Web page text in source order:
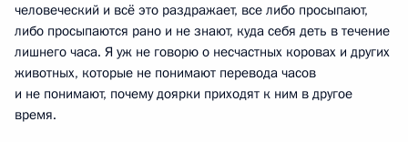
человеческий и всё это раздражает, все либо просыпают,
либо просыпаются рано и не знают, куда себя деть в течение
лишнего часа. Я уж не говорю о несчастных коровах и других
животных, которые не понимают перевода часов
и не понимают, почему доярки приходят к ним в другое
время.